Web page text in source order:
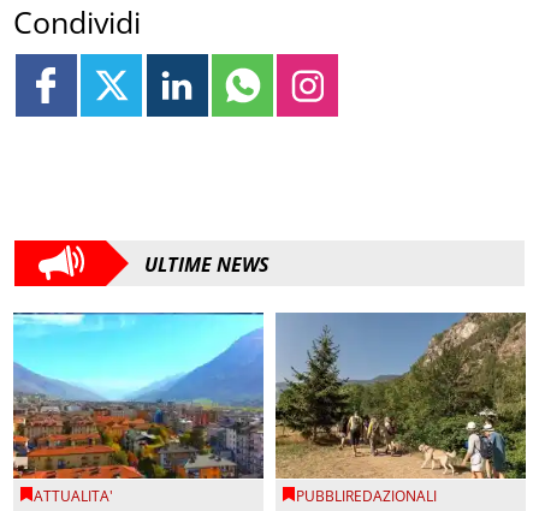
Condividi
ULTIME NEWS
ATTUALITA' PUBBLIREDAZIONALI